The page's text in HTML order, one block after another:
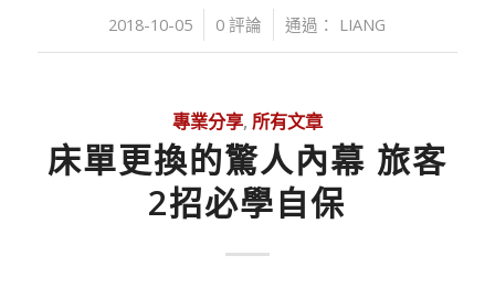
2018-10-05
/ 0 評論 通過： LIANG
專業分享, 所有文章
床單更換的驚人內幕 旅客
2招必學自保